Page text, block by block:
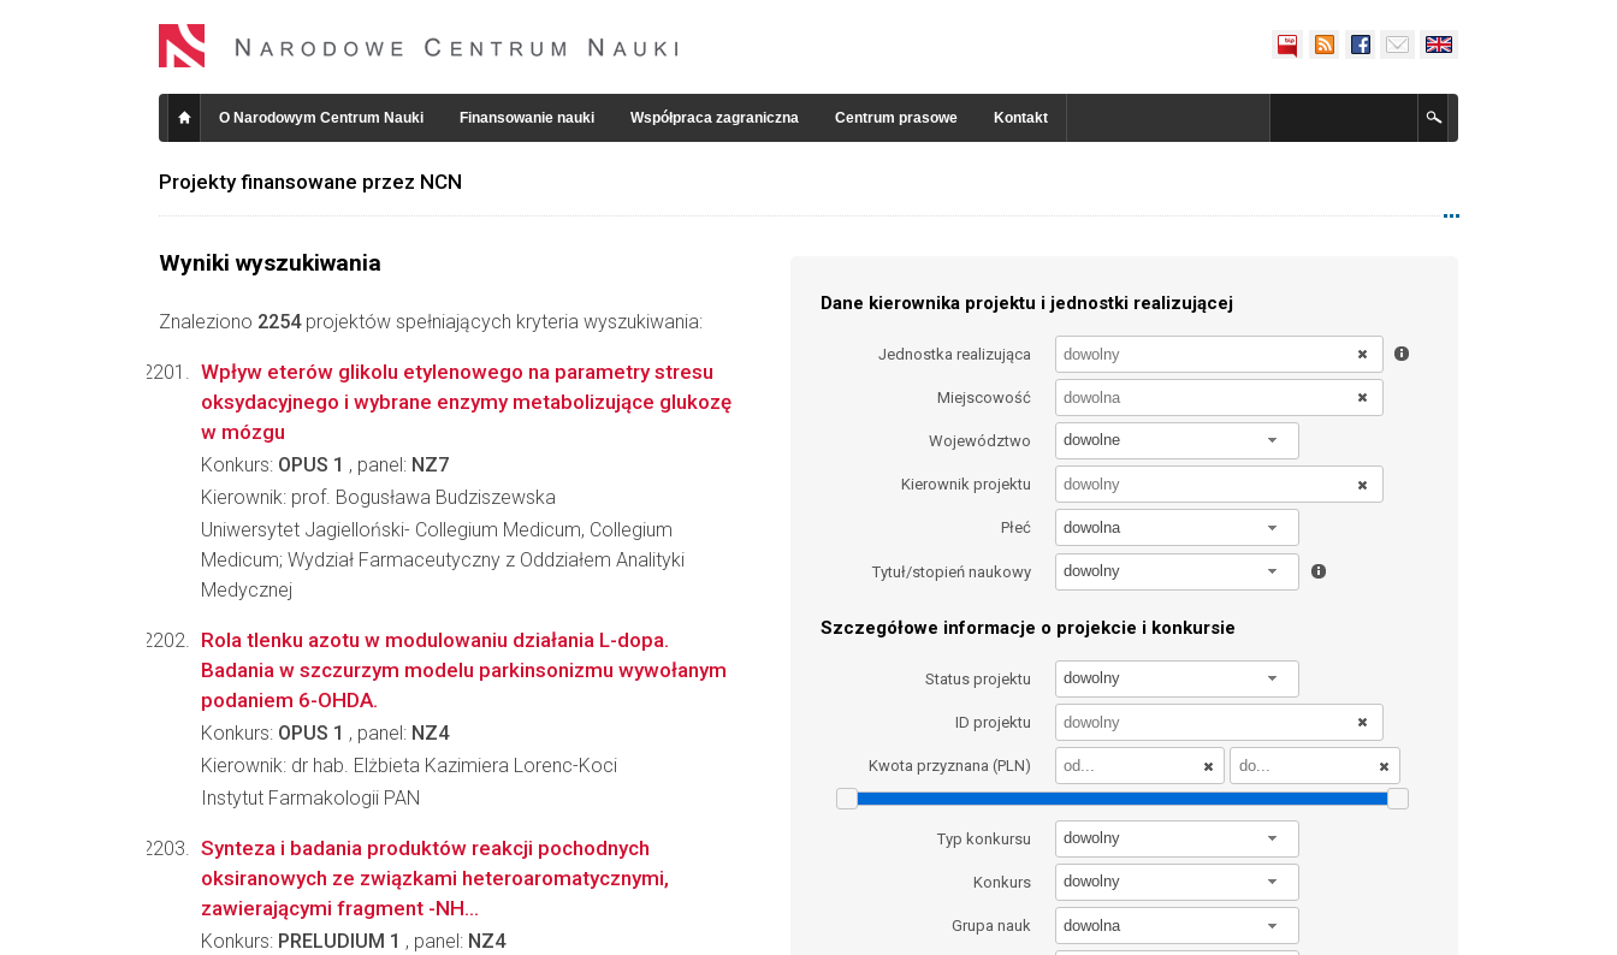
O Narodowym Centrum Nauki Finansowanie nauki Współpraca zagraniczna Centrum prasowe Kontakt
Projekty finansowane przez NCN
Wyniki wyszukiwania
Znaleziono 2254projektów spełniających kryteria wyszukiwania:
Dane kierownika projektu i jednostki realizującej
Jednostka realizująca
Miejscowość
Województwo dowolne
Kierownik projektu
Płeć dowolna
Tytuł/stopień naukowy dowolny
Szczegółowe informacje o projekcie i konkursie
Status projektu dowolny
ID projektu
Kwota przyznana (PLN)
Typ konkursu dowolny
Konkurs dowolny
Grupa nauk dowolna
Wpływ eterów glikolu etylenowego na parametry stresu
oksydacyjnego i wybrane enzymy metabolizujące glukozę
w mózgu
Konkurs: OPUS 1 , panel: NZ7
Kierownik: prof. Bogusława Budziszewska
Uniwersytet Jagielloński- Collegium Medicum, Collegium
Medicum; Wydział Farmaceutyczny z Oddziałem Analityki
Medycznej
Rola tlenku azotu w modulowaniu działania L-dopa.
Badania w szczurzym modelu parkinsonizmu wywołanym
podaniem 6-OHDA.
Konkurs: OPUS 1 , panel: NZ4
Kierownik: dr hab. Elżbieta Kazimiera Lorenc-Koci
Instytut Farmakologii PAN
Synteza i badania produktów reakcji pochodnych
oksiranowych ze związkami heteroaromatycznymi,
zawierającymi fragment -NH...
Konkurs: PRELUDIUM 1 , panel: NZ4